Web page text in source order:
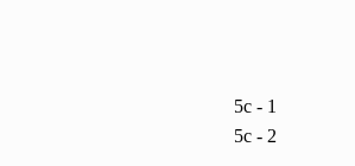
5c - 1
5c - 2